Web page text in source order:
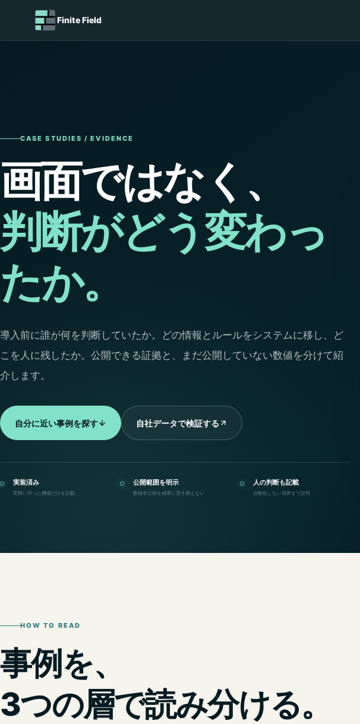
Finite Field
CASE STUDIES / EVIDENCE
画面ではなく、
判断がどう変わっ
たか。
導入前に誰が何を判断していたか。どの情報とルールをシステムに移し、ど
こを人に残したか。公開できる証拠と、まだ公開していない数値を分けて紹
介します。
自分に近い事例を探す 自社データで検証する
実装済み
実際に作った機能だけを記載
公開範囲を明示
数値非公開を成果に置き換えない
人の判断も記載
自動化しない境界まで説明
HOW TO READ
事例を、
3つの層で読み分ける。